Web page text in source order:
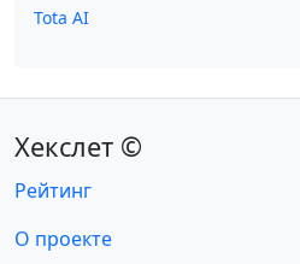
Tota AI
Хекслет ©
Рейтинг
О проекте